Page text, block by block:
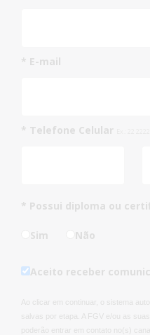
* E-mail
* Telefone Celular
* Possui diploma ou
Sim Não
Aceito receber
Ao clicar em continuar, o sistema
salvas por etapa. A FGV e/ou as
poderão entrar em contato no(s)